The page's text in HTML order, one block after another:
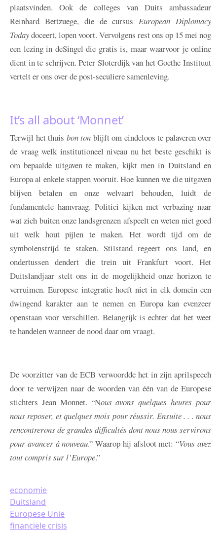
plaatsvinden. Ook de colleges van Duits ambassadeur
Reinhard Bettzuege, die de cursusEuropean Diplomacy
Todaydoceert, lopen voort. Vervolgens rest ons op 15 mei nog
een lezing in deSingel die gratis is, maar waarvoor je online
dient in te schrijven. Peter Sloterdijk van het Goethe Instituut
vertelt er ons over de post-seculiere samenleving.
It’s all about ‘Monnet’
Terwijl het thuis bon ton blijft om eindeloos te palaveren over
de vraag welk institutioneel niveau nu het beste geschikt is
om bepaalde uitgaven te maken, kijkt men in Duitsland en
Europa al enkele stappen vooruit. Hoe kunnen we die uitgaven
blijven betalen en onze welvaart behouden, luidt de
fundamentele hamvraag. Politici kijken met verbazing naar
wat zich buiten onze landsgrenzen afspeelt en weten niet goed
uit welk hout pijlen te maken. Het wordt tijd om de
symbolenstrijd te staken. Stilstand regeert ons land, en
ondertussen dendert die trein uit Frankfurt voort. Het
Duitslandjaar stelt ons in de mogelijkheid onze horizon te
verruimen. Europese integratie hoeft niet in elk domein een
dwingend karakter aan te nemen en Europa kan evenzeer
openstaan voor verschillen. Belangrijk is echter dat het weet
te handelen wanneer de nood daar om vraagt.
De voorzitter van de ECB verwoordde het in zijn aprilspeech
door te verwijzen naar de woorden van één van de Europese
stichters Jean Monnet. “Nous avons quelques heures pour
nous reposer, et quelques mois pour réussir. Ensuite . . . nous
rencontrerons de grandes difficultés dont nous nous servirons
pour avancer à nouveau.” Waarop hij afsloot met: “Vous avez
tout compris sur l’Europe.”
economie
Duitsland
Europese Unie
financiële crisis